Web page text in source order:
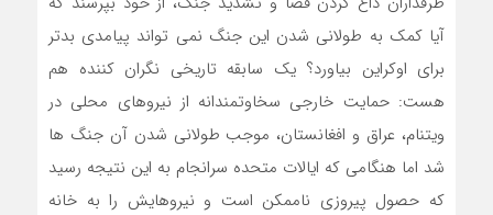
آیا کمک به طولانی شدن این جنگ نمی تواند پیامدی بدتر
برای اوکراین بیاورد؟ یک سابقه تاریخی نگران کننده هم
هست: حمایت خارجی سخاوتمندانه از نیروهای محلی در
ویتنام، عراق و افغانستان، موجب طولانی شدن آن جنگ ها
شد اما هنگامی که ایالات متحده سرانجام به این نتیجه رسید
که حصول پیروزی ناممکن است و نیروهایش را به خانه